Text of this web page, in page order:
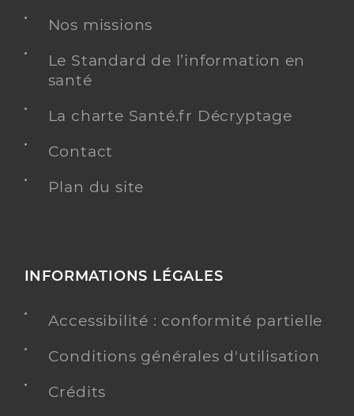
Nos missions
Le Standard de l’information en
santé
La charte Santé.fr Décryptage
Contact
Plan du site
INFORMATIONS LÉGALES
Accessibilité : conformité partielle
Conditions générales d'utilisation
Crédits